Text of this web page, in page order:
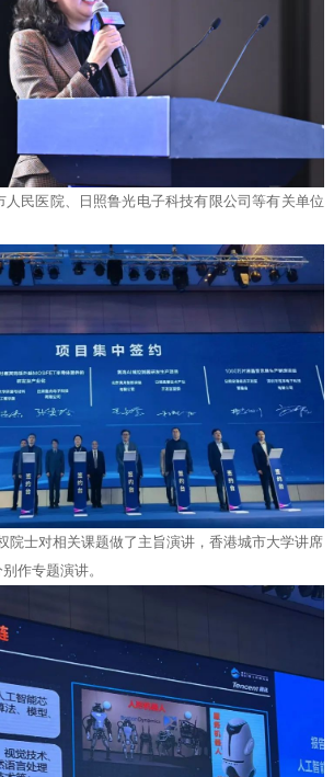
人民医院、日照鲁光电子科技有限公司等有关单位
院士对相关课题做了主旨演讲，香港城市大学讲席
作专题演讲。